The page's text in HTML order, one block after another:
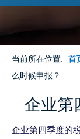
当前所在位置: 首
么时候申报？
企业第
企业第四季度的